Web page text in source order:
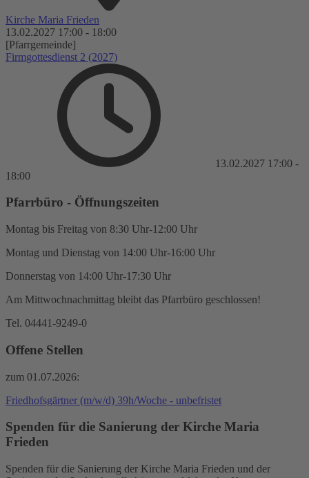
Kirche Maria Frieden
13.02.2027 17:00 - 18:00
[Pfarrgemeinde]
Firmgottesdienst 2 (2027)
13.02.2027 17:00 -
18:00
Pfarrbüro - Öffnungszeiten
Montag bis Freitag von 8:30 Uhr-12:00 Uhr
Montag und Dienstag von 14:00 Uhr-16:00 Uhr
Donnerstag von 14:00 Uhr-17:30 Uhr
Am Mittwochnachmittag bleibt das Pfarrbüro geschlossen!
Tel. 04441-9249-0
Offene Stellen
zum 01.07.2026:
Friedhofsgärtner (m/w/d) 39h/Woche - unbefristet
Spenden für die Sanierung der Kirche Maria
Frieden
Spenden für die Sanierung der Kirche Maria Frieden und der